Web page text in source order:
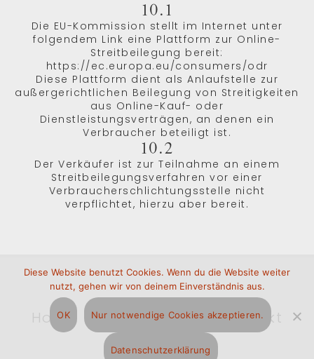
10.1
Die EU-Kommission stellt im Internet unter
folgendem Link eine Plattform zur Online-
Streitbeilegung bereit:
https://ec.europa.eu/consumers/odr
Diese Plattform dient als Anlaufstelle zur
außergerichtlichen Beilegung von Streitigkeiten
aus Online-Kauf- oder
Dienstleistungsverträgen, an denen ein
Verbraucher beteiligt ist.
10.2
Der Verkäufer ist zur Teilnahme an einem
Streitbeilegungsverfahren vor einer
Verbraucherschlichtungsstelle nicht
verpflichtet, hierzu aber bereit.
Home Katalog/Preise Kontakt
Diese Website benutzt Cookies. Wenn du die Website weiter
nutzt, gehen wir von deinem Einverständnis aus.
OK Nur notwendige Cookies akzeptieren.
Datenschutzerklärung